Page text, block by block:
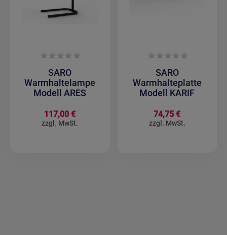
SARO
Warmhaltelampe
Modell ARES
117,00 €
SARO
Warmhalteplatte
Modell KARIF
74,75 €